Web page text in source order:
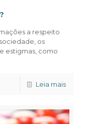
a respeito
os
estigmas, como
Leia mais